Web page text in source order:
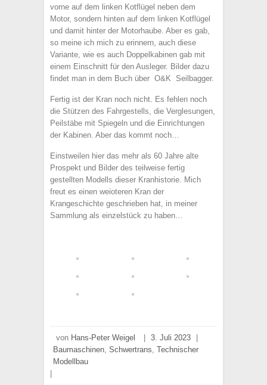
vorne auf dem linken Kotflügel neben dem
Motor, sondern hinten auf dem linken Kotflügel
und damit hinter der Motorhaube. Aber es gab,
so meine ich mich zu erinnern, auch diese
Variante, wie es auch Doppelkabinen gab mit
einem Einschnitt für den Ausleger. Bilder dazu
findet man in dem Buch über O&K Seilbagger.
Fertig ist der Kran noch nicht. Es fehlen noch
die Stützen des Fahrgestells, die Verglesungen,
Peilstäbe mit Spiegeln und die Einrichtungen
der Kabinen. Aber das kommt noch…
Einstweilen hier das mehr als 60 Jahre alte
Prospekt und Bilder des teilweise fertig
gestellten Modells dieser Kranhistorie. Mich
freut es einen weioteren Kran der
Krangeschichte geschrieben hat, in meiner
Sammlung als einzelstück zu haben…
von Hans-Peter Weigel 3. Juli 2023
Baumaschinen, Schwertrans, Technischer
Modellbau